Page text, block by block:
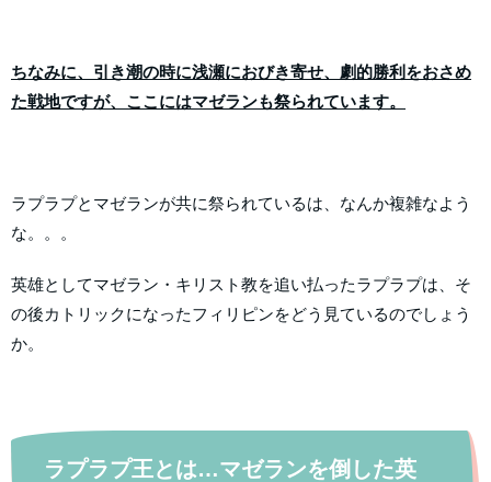
ちなみに、引き潮の時に浅瀬におびき寄せ、劇的勝利をおさめ
た戦地ですが、ここにはマゼランも祭られています。
ラプラプとマゼランが共に祭られているは、なんか複雑なよう
な。。。
英雄としてマゼラン・キリスト教を追い払ったラプラプは、そ
の後カトリックになったフィリピンをどう見ているのでしょう
か。
ラプラプ王とは…マゼランを倒した英